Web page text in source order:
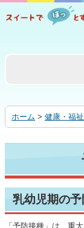
る
ホーム > 健康・福祉
乳幼児期の
「予防接種」は、重